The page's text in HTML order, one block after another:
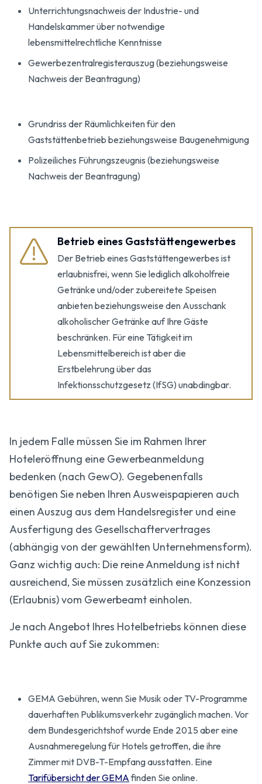
Unterrichtungsnachweis der Industrie- und
Handelskammer über notwendige
lebensmittelrechtliche Kenntnisse
Gewerbezentralregisterauszug (beziehungsweise
Nachweis der Beantragung)
Grundriss der Räumlichkeiten für den
Gaststättenbetrieb beziehungsweise Baugenehmigung
Polizeiliches Führungszeugnis (beziehungsweise
Nachweis der Beantragung)
Betrieb eines Gaststättengewerbes
Der Betrieb eines Gaststättengewerbes ist
erlaubnisfrei, wenn Sie lediglich alkoholfreie
Getränke und/oder zubereitete Speisen
anbieten beziehungsweise den Ausschank
alkoholischer Getränke auf Ihre Gäste
beschränken. Für eine Tätigkeit im
Lebensmittelbereich ist aber die
Erstbelehrung über das
Infektionsschutzgesetz (IfSG) unabdingbar.
In jedem Falle müssen Sie im Rahmen Ihrer
Hoteleröffnung eine Gewerbeanmeldung
bedenken (nach GewO). Gegebenenfalls
benötigen Sie neben Ihren Ausweispapieren auch
einen Auszug aus dem Handelsregister und eine
Ausfertigung des Gesellschaftervertrages
(abhängig von der gewählten Unternehmensform).
Ganz wichtig auch: Die reine Anmeldung ist nicht
ausreichend, Sie müssen zusätzlich eine Konzession
(Erlaubnis) vom Gewerbeamt einholen.
Je nach Angebot Ihres Hotelbetriebs können diese
Punkte auch auf Sie zukommen:
GEMA Gebühren, wenn Sie Musik oder TV-Programme
dauerhaften Publikumsverkehr zugänglich machen. Vor
dem Bundesgerichtshof wurde Ende 2015 aber eine
Ausnahmeregelung für Hotels getroffen, die ihre
Zimmer mit DVB-T-Empfang ausstatten. Eine
Tarifübersicht der GEMAfinden Sie online.